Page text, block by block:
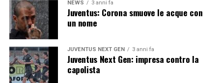
NEWS 3 anni fa
Juventus: Corona smuove le acque con
un nome
JUVENTUS NEXT GEN 3 anni fa
Juventus Next Gen: impresa contro la
capolista